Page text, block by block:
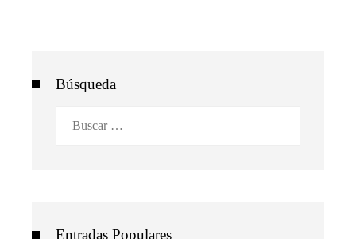
Búsqueda
Entradas Populares